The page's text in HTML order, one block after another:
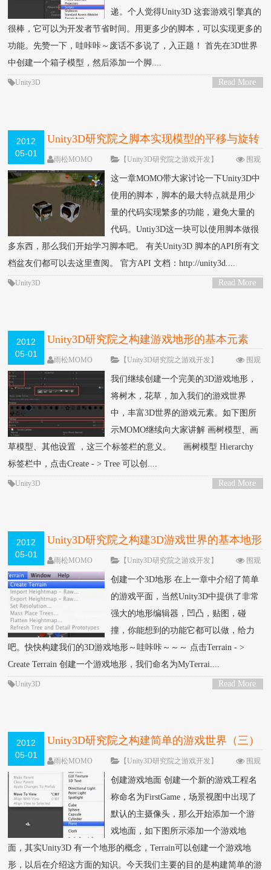
递。个人觉得Unity3D 这套游戏引擎真的
很棒，它可以为开发者节省时间。用更多少的脚本，可以实现更多的
功能。先赞一下，哇咔咔～废话不多说了，入正题！ 首先在3D世界
中创建一个箱子模型，然后添加一个脚....
Read More
Unity3D
2012
05-01
Unity3D研究院之脚本实现模型的平移与旋转
（六）
雨松MOMO 【Unity3D研究院之游戏开发】
围观
171523次
43 条评论
这一章MOMO带大家讨论一下Unity3D中
使用的脚本，脚本的最大特点就是用少
量的代码实现繁多的功能，避免大量的
代码。Untiy3D这一块可以使用脚本做很
多东西，那么我们开始学习脚本吧。 有关Unity3D 脚本的API所有文
档盆友们都可以去这里查阅。 官方API 文档：http://unity3d....
Read More
Unity3D
2012
05-01
Unity3D研究院之构建游戏地形的基本元素
（五）
雨松MOMO 【Unity3D研究院之游戏开发】
围观
36522次
15 条评论
我们继续创建一个完美的3D游戏地形，
将树木，花草，加入我们的游戏世界
中，丰富3D世界的游戏元素。如下图所
示MOMO继续向大家讲解 画树模型、画
草模型、其他设置 ，这三个标签栏的意义。 画树模型 Hierarchy
标签栏中，点击Create - > Tree 可以创....
Read More
Unity3D
2012
05-01
Unity3D研究院之构建3D游戏世界的基本地形
（四）
雨松MOMO 【Unity3D研究院之游戏开发】
围观
93949次
27 条评论
创建一个3D地形 在上一章中介绍了简单
的游戏平面，当然Unity3D中提供了非常
强大的地形编辑器，凹凸，贴图，碰
撞，你能想到的功能它都可以做，给力
吧。快快构建我们的3D游戏地形～哇咔咔～～～ 点击Terrain - >
Create Terrain 创建一个游戏地形，我们命名为MyTerrai....
Read More
Unity3D
2012
05-01
Unity3D研究院之构建简单的游戏世界（三）
雨松MOMO 【Unity3D研究院之游戏开发】
围观
45853次
10 条评论
创建游戏地面 创建一个新的游戏工程名
称命名为FirstGame，场景视图中出现了
默认的主摄像头，那么开始添加一个游
戏地面，如下图所示添加一个游戏地
面，其实Unity3D 有一个地形的概念，Terrain可以创建一个游戏地
形，以后在介绍这方面的知识。今天我们主要的目的是构建简单的游